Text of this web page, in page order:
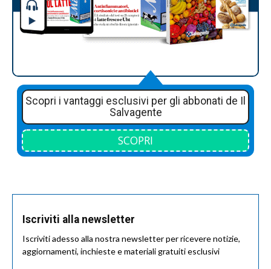
Scopri i vantaggi esclusivi per gli abbonati de Il
Salvagente
SCOPRI
Iscriviti alla newsletter
Iscriviti adesso alla nostra newsletter per ricevere notizie,
aggiornamenti, inchieste e materiali gratuiti esclusivi